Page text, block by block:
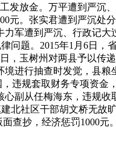
发放金。万平遭到严沉
元。张实君遭到严沉处
军遭到严沉、行政记
问题。2015年1月6日，
玉树州对两县予以传
进行抽查时发觉，县粮
违规套取财务专项资金
副从任梅海东，违规
北社区干部胡文桥无故
查抄，经济惩罚1000元。